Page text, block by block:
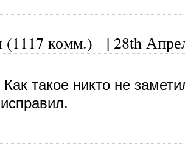
комм.) | 28th
Как такое никто не